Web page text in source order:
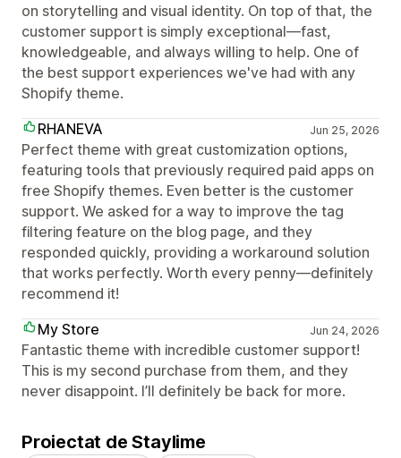
on storytelling and visual identity. On top of that, the
customer support is simply exceptional—fast,
knowledgeable, and always willing to help. One of
the best support experiences we've had with any
Shopify theme.
RHANEVA
Jun 25, 2026
Perfect theme with great customization options,
featuring tools that previously required paid apps on
free Shopify themes. Even better is the customer
support. We asked for a way to improve the tag
filtering feature on the blog page, and they
responded quickly, providing a workaround solution
that works perfectly. Worth every penny—definitely
recommend it!
My Store
Jun 24, 2026
Fantastic theme with incredible customer support!
This is my second purchase from them, and they
never disappoint. I’ll definitely be back for more.
Proiectat de Staylime